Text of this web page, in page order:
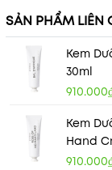
SẢN PHẨM LIÊN
Kem
30ml
Kem
Hand